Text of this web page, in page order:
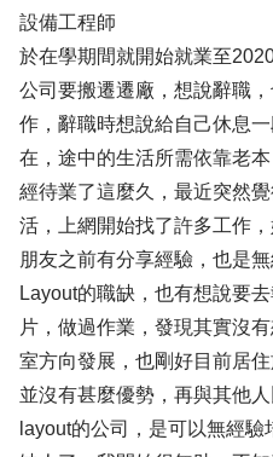
設備工程師
於在學期間就開始就業至
公司要搬遷遷廠，想說辭職
作，辭職時想說給自己休息
在，途中的生活所需依靠老
經待業了這麼久，最近突然
活，上網開始找了許多工作
朋友之前有分享經驗，也是
Layout的職缺，也有想說要
片，做過作業，發現其實沒
室方向發展，也剛好目前居
並沒有甚麼優勢，再與其他
layout的公司，是可以無經